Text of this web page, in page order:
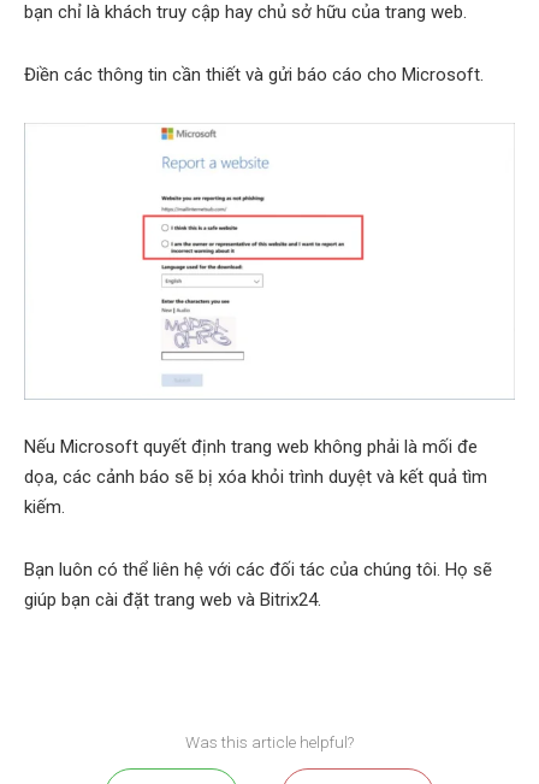
bạn chỉ là khách truy cập hay chủ sở hữu của trang web.
Điền các thông tin cần thiết và gửi báo cáo cho Microsoft.
Nếu Microsoft quyết định trang web không phải là mối đe
dọa, các cảnh báo sẽ bị xóa khỏi trình duyệt và kết quả tìm
kiếm.
Bạn luôn có thể liên hệ với các đối tác của chúng tôi. Họ sẽ
giúp bạn cài đặt trang web và Bitrix24.
Was this article helpful?